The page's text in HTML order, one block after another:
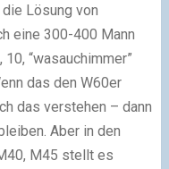
Lösung von
eine 300-400 Mann
“wasauchimmer”
das den W60er
das verstehen – dann
Aber in den
M45 stellt es